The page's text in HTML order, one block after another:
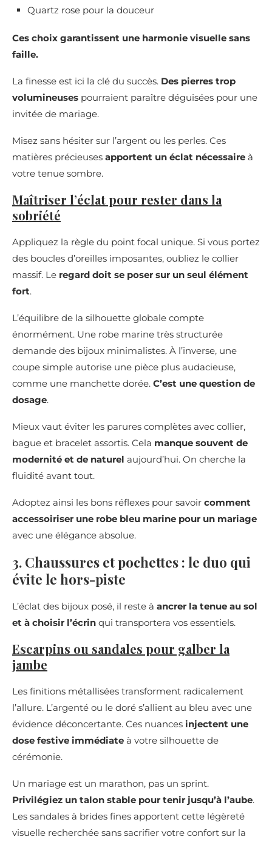
Quartz rose pour la douceur
Ces choix garantissent une harmonie visuelle sans
faille.
La finesse est ici la clé du succès. Des pierres trop
volumineuses pourraient paraître déguisées pour une
invitée de mariage.
Misez sans hésiter sur l’argent ou les perles. Ces
matières précieuses apportent un éclat nécessaire à
votre tenue sombre.
Maîtriser l’éclat pour rester dans la
sobriété
Appliquez la règle du point focal unique. Si vous portez
des boucles d’oreilles imposantes, oubliez le collier
massif. Le regard doit se poser sur un seul élément
fort.
L’équilibre de la silhouette globale compte
énormément. Une robe marine très structurée
demande des bijoux minimalistes. À l’inverse, une
coupe simple autorise une pièce plus audacieuse,
comme une manchette dorée. C’est une question de
dosage.
Mieux vaut éviter les parures complètes avec collier,
bague et bracelet assortis. Cela manque souvent de
modernité et de naturel aujourd’hui. On cherche la
fluidité avant tout.
Adoptez ainsi les bons réflexes pour savoir comment
accessoiriser une robe bleu marine pour un mariage
avec une élégance absolue.
3. Chaussures et pochettes : le duo qui
évite le hors-piste
L’éclat des bijoux posé, il reste à ancrer la tenue au sol
et à choisir l’écrin qui transportera vos essentiels.
Escarpins ou sandales pour galber la
jambe
Les finitions métallisées transforment radicalement
l’allure. L’argenté ou le doré s’allient au bleu avec une
évidence déconcertante. Ces nuances injectent une
dose festive immédiate à votre silhouette de
cérémonie.
Un mariage est un marathon, pas un sprint.
Privilégiez un talon stable pour tenir jusqu’à l’aube.
Les sandales à brides fines apportent cette légèreté
visuelle recherchée sans sacrifier votre confort sur la